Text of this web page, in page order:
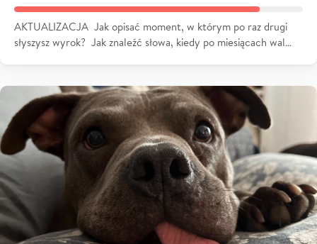
AKTUALIZACJA Jak opisać moment, w którym po raz drugi
słyszysz wyrok? Jak znaleźć słowa, kiedy po miesiącach wal…